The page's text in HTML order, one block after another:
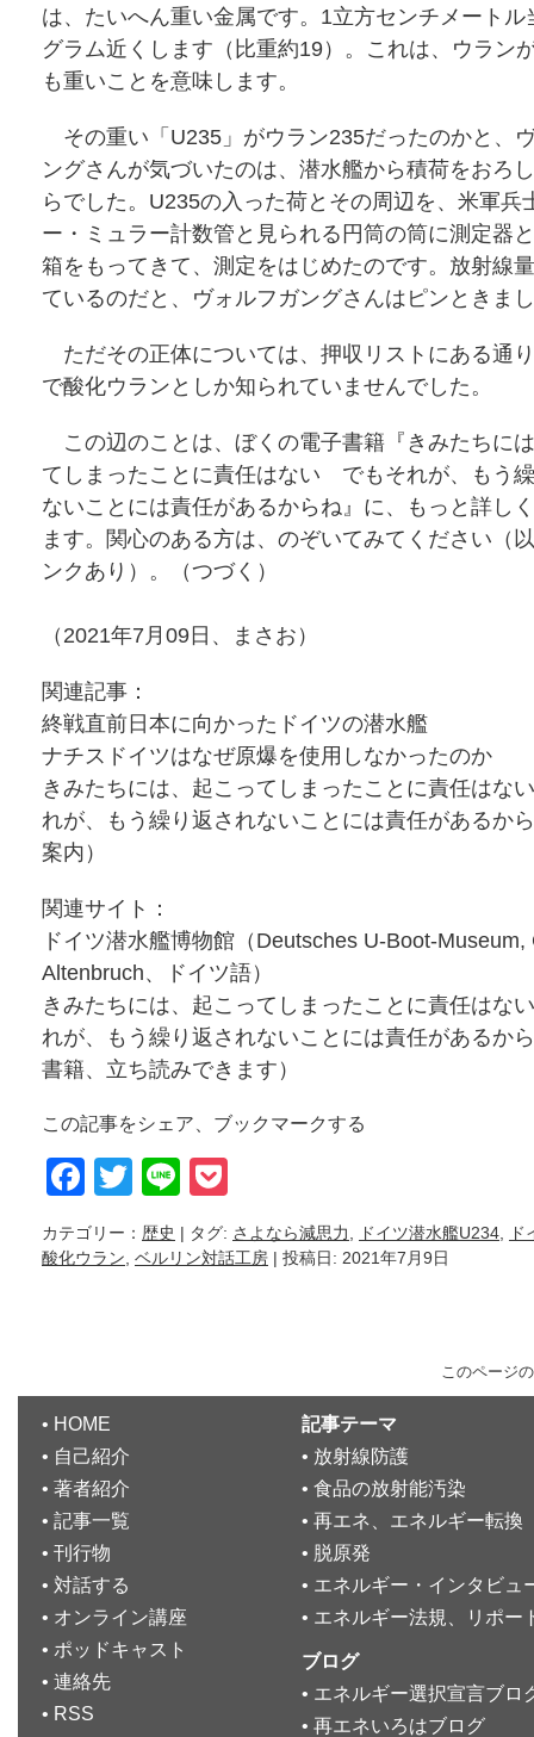
は、たいへん重い金属です。1立方センチメートル
グラム近くします（比重約19）。これは、ウラン
も重いことを意味します。
その重い「U235」がウラン235だったのかと、
ングさんが気づいたのは、潜水艦から積荷をおろ
らでした。U235の入った荷とその周辺を、米軍兵
ー・ミュラー計数管と見られる円筒の筒に測定器
箱をもってきて、測定をはじめたのです。放射線
ているのだと、ヴォルフガングさんはピンときま
ただその正体については、押収リストにある通
で酸化ウランとしか知られていませんでした。
この辺のことは、ぼくの電子書籍『きみたちに
てしまったことに責任はない でもそれが、もう
ないことには責任があるからね』に、もっと詳し
ます。関心のある方は、のぞいてみてください（
ンクあり）。（つづく）
（2021年7月09日、まさお）
関連記事：
終戦直前日本に向かったドイツの潜水艦
ナチスドイツはなぜ原爆を使用しなかったのか
きみたちには、起こってしまったことに責任はな
れが、もう繰り返されないことには責任があるか
案内）
関連サイト：
ドイツ潜水艦博物館（Deutsches U-Boot-Museum,
Altenbruch、ドイツ語）
きみたちには、起こってしまったことに責任はな
れが、もう繰り返されないことには責任があるか
書籍、立ち読みできます）
この記事をシェア、ブックマークする
Facebook
Twitter
Line
カテゴリー： 歴史 | タグ: さよなら減思力 ドイツ潜水艦U234
ド
酸化ウラン ベルリン対話工房 | 投稿日: 2021年7月9日
このページ